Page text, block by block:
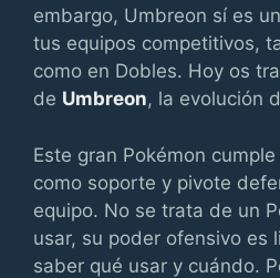
embargo, Umbreon sí es
tus equipos competitivos,
como en Dobles. Hoy os
de Umbreon, la evolución
Este gran Pokémon
como soporte y pivote
equipo. No se trata de un
usar, su poder ofensivo es
saber qué usar y cuándo.